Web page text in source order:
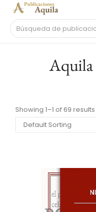
Aquila
Showing 1–1 of 69 results